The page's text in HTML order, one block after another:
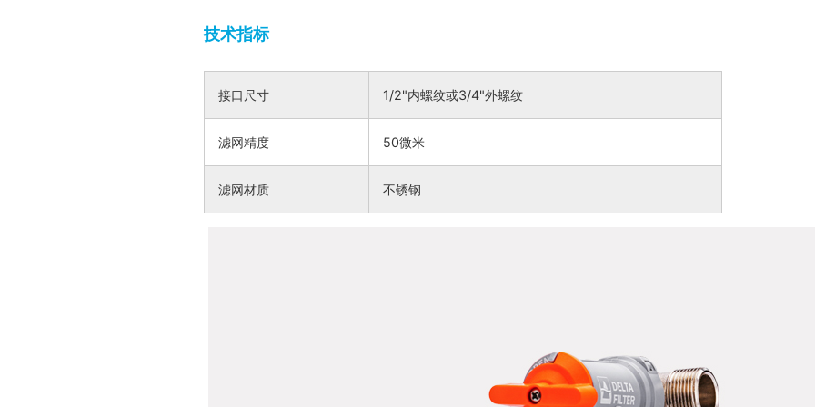
技术指标
接口尺寸 1/2"内螺纹或3/4"外螺纹
滤网精度 50微米
滤网材质 不锈钢